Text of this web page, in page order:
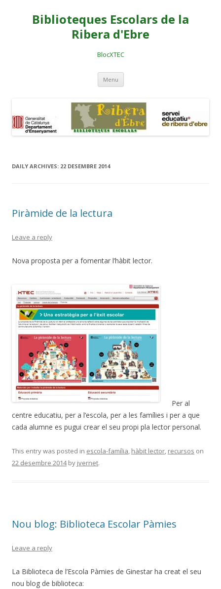
Biblioteques Escolars de la
Ribera d'Ebre
BlocXTEC
Menu Skip
content
DAILY ARCHIVES: 22 DESEMBRE 2014
Piràmide de la lectura
Leave a reply
Nova proposta per a fomentar l’hàbit lector.
Per al
centre educatiu, per a l’escola, per a les famílies i per a que
cada alumne es pugui crear el seu propi pla lector personal.
This entry was posted in escola-família, hàbit lector, recursos on
22 desembre 2014by jvernet.
Nou blog: Biblioteca Escolar Pàmies
Leave a reply
La Biblioteca de l’Escola Pàmies de Ginestar ha creat el seu
nou blog de biblioteca: